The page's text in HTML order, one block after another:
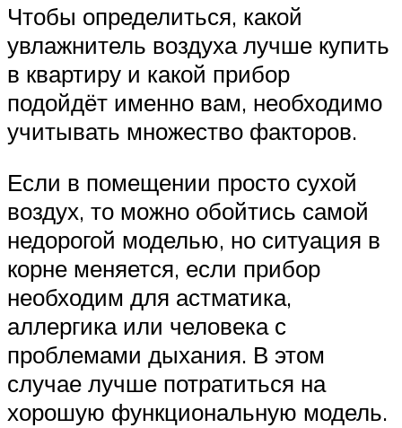
Чтобы определиться, какой
увлажнитель воздуха лучше купить
в квартиру и какой прибор
подойдёт именно вам, необходимо
учитывать множество факторов.
Если в помещении просто сухой
воздух, то можно обойтись самой
недорогой моделью, но ситуация в
корне меняется, если прибор
необходим для астматика,
аллергика или человека с
проблемами дыхания. В этом
случае лучше потратиться на
хорошую функциональную модель.